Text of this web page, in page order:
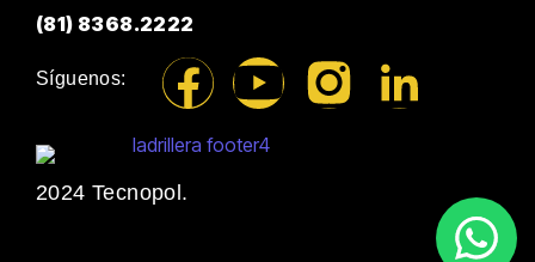
(81) 8368.2222
Síguenos:
2024 Tecnopol.